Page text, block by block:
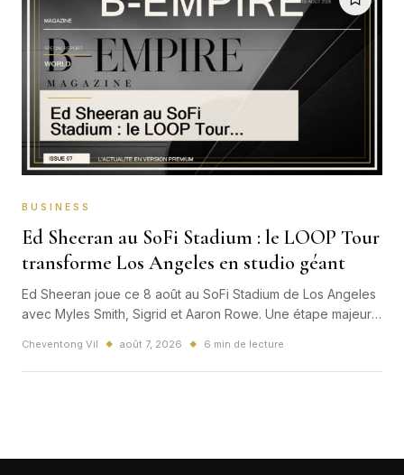
BUSINESS
Ed Sheeran au SoFi Stadium : le LOOP Tour
transforme Los Angeles en studio géant
Ed Sheeran joue ce 8 août au SoFi Stadium de Los Angeles
avec Myles Smith, Sigrid et Aaron Rowe. Une étape majeure
remplir les stades sans perdre la proximité avec son public.
Cheventong Vil ◆ août 7, 2026 ◆ 6 min de lecture